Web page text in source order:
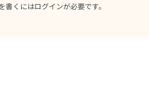
書くにはログインが必要です。